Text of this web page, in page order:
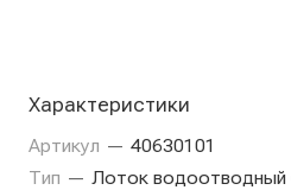
Характеристики
Артикул — 40630101
Тип — Лоток водоотводный